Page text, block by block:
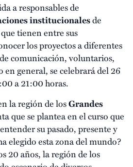
a responsables de
institucionalesde
tienen entre sus
los proyectos a diferentes
comunicación, voluntarios,
en general, se celebrará del 26
a 21:00 horas.
la región de losGrandes
que se plantea en el curso que
su pasado, presente y
elegido esta zona del mundo?
20 años, la región de los